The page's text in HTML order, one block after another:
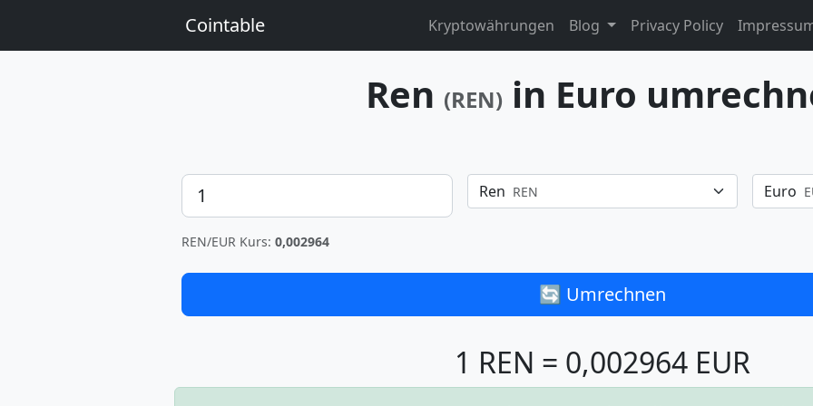
Cointable Kryptowährungen Blog Privacy Policy
Ren (REN) in Euro
Betrag Ren REN Euro
REN/EUR Kurs: 0,002964
🔄 Umrechnen
1 REN = 0,002964 EUR